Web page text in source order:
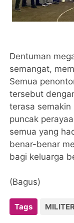
Dentuman
semangat,
Semua
tersebut
terasa semakin
puncak
semua yang
benar-benar
bagi keluarga
(Bagus)
Tags